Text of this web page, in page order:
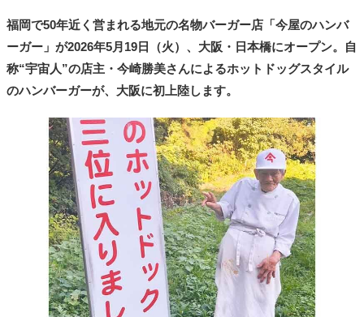
福岡で50年近く営まれる地元の名物バーガー店「今屋のハンバ
ーガー」が2026年5月19日（火）、大阪・日本橋にオープン。自
称“宇宙人”の店主・今崎勝美さんによるホットドッグスタイル
のハンバーガーが、大阪に初上陸します。